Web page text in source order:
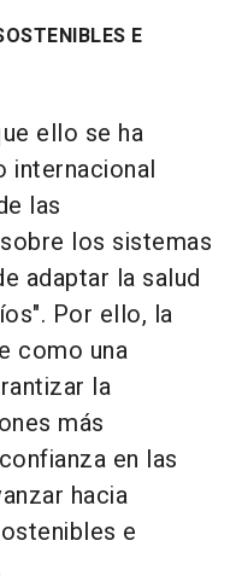
E
ello se ha
internacional
las
los sistemas
adaptar la salud
Por ello, la
como una
la
más
en las
hacia
e